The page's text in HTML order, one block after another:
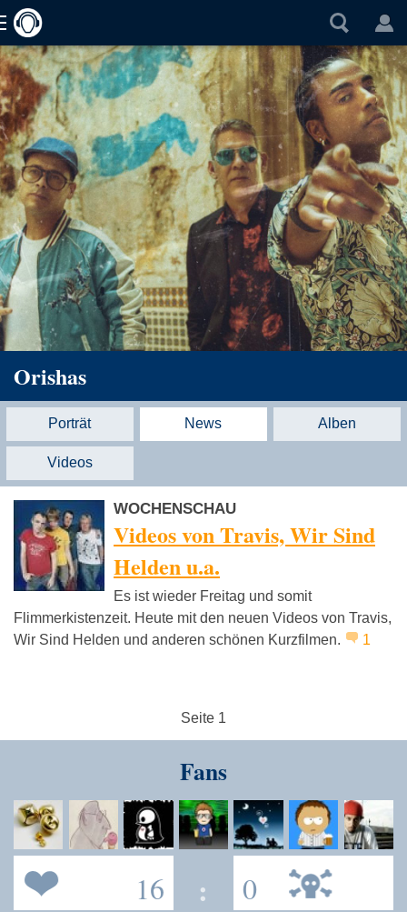
Orishas
Porträt News Alben
Videos
WOCHENSCHAU
Videos von Travis, Wir Sind
Helden u.a.
Es ist wieder Freitag und somit
Flimmerkistenzeit. Heute mit den neuen Videos von Travis,
Wir Sind Helden und anderen schönen Kurzfilmen.
1
Seite 1
Fans
16 : 0